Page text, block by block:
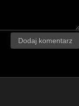
Dodaj komentarz